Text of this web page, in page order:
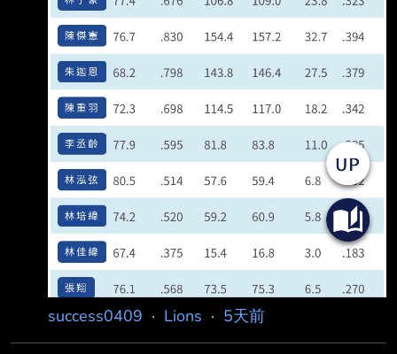
success0409 · Lions · 5天前